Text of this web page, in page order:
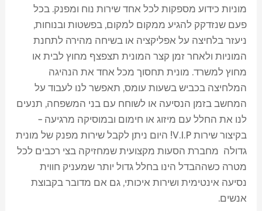
מוניות כידוע מספקות לכל אחד שירות נוח ומפנק. בכל
פעם שנזדקק להגיע ממקום למקום, בפשטות ובנוחות,
ניעזר בלחיצה על אפליקציה או בשיחה מהירה לתחנת
המוניות ולאחר זמן קצר המונית תצפצף מחוץ לבית או
מחוץ למשרד. מונית תחסוך מכל אחד את הנהיגה
המלחיצה בכביש בשעות עומס, תאפשר לנו לעבוד על
המחשב בזמן הנסיעה או לשוחח עם בני המשפחה, תנעים
לנו את החלל עם מיזוג או חימום ובמוסיקה מרגיעה –
בקיצור שירות V.I.P! היום ניתן לקבל שירות מפנק של מונית
גדולה מחברת הסעות מקצועית שמחזיקה בצי רכבים לכל
מטרה כשההבדל הינו בחלל גדול יותר שמעניק חווית
נסיעה אינטימית ושירות איכותי, גם אם מדובר בקבוצת
אנשים.